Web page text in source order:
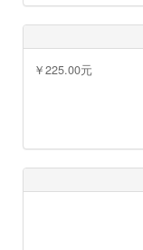
￥35.00元
￥225.00元
￥225.00元